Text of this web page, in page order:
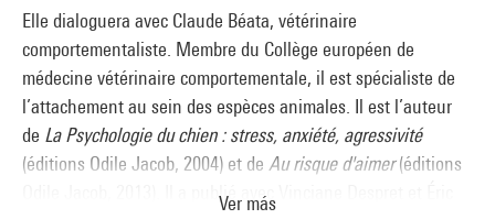
Elle dialoguera avec Claude Béata, vétérinaire
comportementaliste. Membre du Collège européen de
médecine vétérinaire comportementale, il est spécialiste de
l’attachement au sein des espèces animales. Il est l’auteur
de La Psychologie du chien : stress, anxiété, agressivité
(éditions Odile Jacob, 2004) et de Au risque d'aimer(éditions
Odile Jacob, 2013). Il a publié avec Vinciane Despret et Éric
Ver más